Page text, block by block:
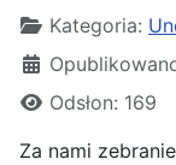
Kategoria:
Odsłon: 169
Za nami